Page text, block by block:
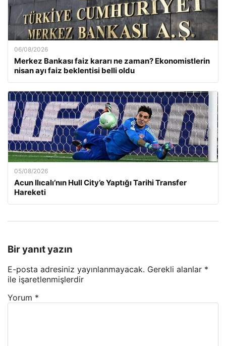
06/08/2026
Merkez Bankası faiz kararı ne zaman? Ekonomistlerin
nisan ayı faiz beklentisi belli oldu
05/08/2026
Acun Ilıcalı’nın Hull City’e Yaptığı Tarihi Transfer
Hareketi
Bir yanıt yazın
E-posta adresiniz yayınlanmayacak. Gerekli alanlar *
ile işaretlenmişlerdir
Yorum *